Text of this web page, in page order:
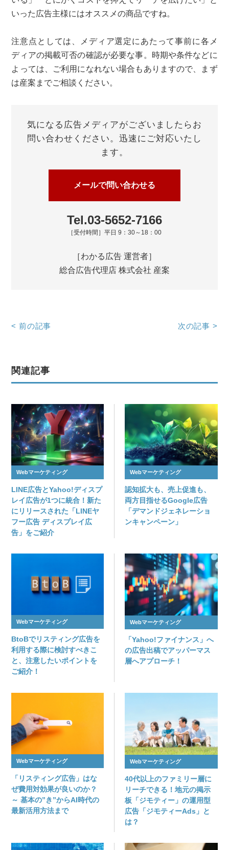
いった広告主様にはオススメの商品ですね。
注意点としては、メディア選定にあたって事前に各メ
ディアの掲載可否の確認が必要な事。時期や条件などに
よっては、ご利用になれない場合もありますので、まず
は産案までご相談ください。
気になる広告メディアがございましたら お
問い合わせください。 迅速にご対応いたし
ます。
メールで問い合わせる
Tel.03-5652-7166
［受付時間］平日 9：30～18：00
［わかる広告 運営者］
総合広告代理店 株式会社 産案
< 前の記事 次の記事 >
関連記事
Webマーケティング
LINE広告とYahoo!ディスプ
レイ広告が1つに統合！新た
にリリースされた「LINEヤ
フー広告 ディスプレイ広
告」をご紹介
Webマーケティング
認知拡大も、売上促進も、
両方目指せるGoogle広告
「デマンドジェネレーショ
ンキャンペーン」
Webマーケティング
BtoBでリスティング広告を
利用する際に検討すべきこ
と、注意したいポイントを
ご紹介！
Webマーケティング
「Yahoo!ファイナンス」へ
の広告出稿でアッパーマス
層へアプローチ！
Webマーケティング
「リスティング広告」はな
ぜ費用対効果が良いのか？
～ 基本の”き”からAI時代の
最新活用方法まで
Webマーケティング
40代以上のファミリー層に
リーチできる！地元の掲示
板「ジモティー」の運用型
広告「ジモティーAds」と
は？